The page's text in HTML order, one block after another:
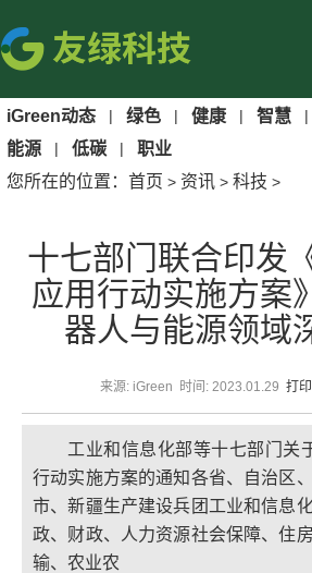
iGreen动态 | 绿色 | 健康 | 智慧 |
能源 | 低碳 |
职业
您所在的位置： 首页 > 资讯 > 科技 >
十七部门联合印发
应用行动实施方案
器人与能源领域
来源: iGreen 时间: 2023.01.29 打
工业和信息化部等十七部门关
行动实施方案的通知各省、自治区
市、新疆生产建设兵团工业和信息
政、财政、人力资源社会保障、住
输、农业农